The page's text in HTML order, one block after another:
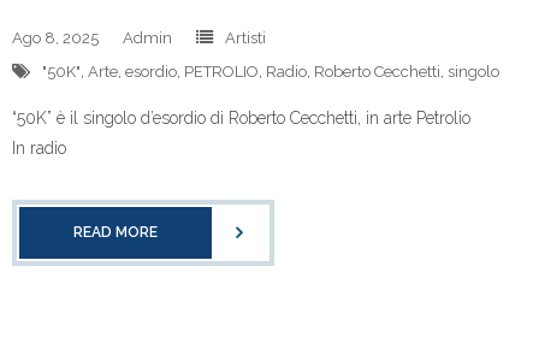
Ago 8, 2025 Admin
Artisti
"50K", Arte, esordio, PETROLIO, Radio, Roberto Cecchetti, singolo
“50K” è il singolo d’esordio di Roberto Cecchetti, in arte Petrolio
In radio
READ MORE